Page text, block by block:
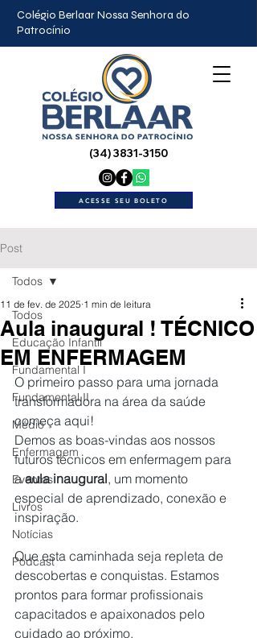
Colégio Berlaar Nossa Senhora do
Patrocínio
(34) 3831-3150
ACESSE SEU BOLETO
Post
Todos
Educação Infantil
Fundamental I
Fundamental II
Médio
Enfermagem
Eventos
Livros
Notícias
Podcast
Todos
Aula inaugural ! TÉCNICO
EM ENFERMAGEM
11 de fev. de 2025 1 min de leitura
O primeiro passo para uma jornada
transformadora na área da saúde
começa aqui!
Demos as boas-vindas aos nossos
futuros técnicos em enfermagem para
a aula inaugural, um momento
especial de aprendizado, conexão e
inspiração.
Que esta caminhada seja repleta de
descobertas e conquistas. Estamos
prontos para formar profissionais
capacitados e apaixonados pelo
cuidado ao próximo.